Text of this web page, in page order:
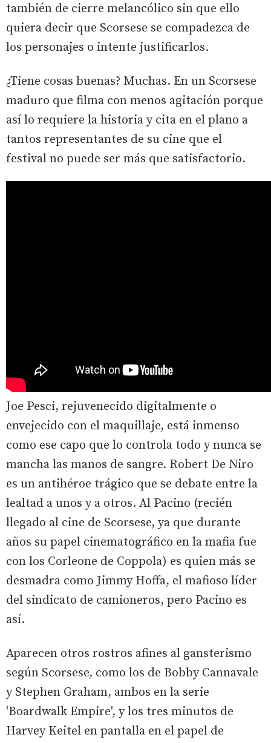
también de cierre melancólico sin que ello
quiera decir que Scorsese se compadezca de
los personajes o intente justificarlos.
¿Tiene cosas buenas? Muchas. En un Scorsese
maduro que filma con menos agitación porque
así lo requiere la historia y cita en el plano a
tantos representantes de su cine que el
festival no puede ser más que satisfactorio.
Joe Pesci, rejuvenecido digitalmente o
envejecido con el maquillaje, está inmenso
como ese capo que lo controla todo y nunca se
mancha las manos de sangre. Robert De Niro
es un antihéroe trágico que se debate entre la
lealtad a unos y a otros. Al Pacino (recién
llegado al cine de Scorsese, ya que durante
años su papel cinematográfico en la mafia fue
con los Corleone de Coppola) es quien más se
desmadra como Jimmy Hoffa, el mafioso líder
del sindicato de camioneros, pero Pacino es
así.
Aparecen otros rostros afines al gansterismo
según Scorsese, como los de Bobby Cannavale
y Stephen Graham, ambos en la serie
'Boardwalk Empire', y los tres minutos de
Harvey Keitel en pantalla en el papel de